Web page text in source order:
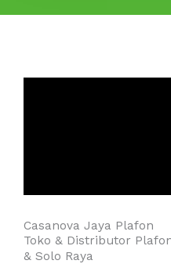
Casanova Jaya Plafon
Toko & Distributor
& Solo Raya